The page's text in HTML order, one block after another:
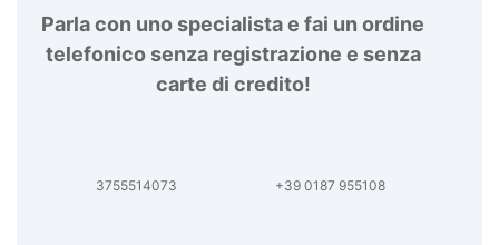
Parla con uno specialista e fai un ordine
telefonico senza registrazione e senza
carte di credito!
3755514073 +39 0187 955108